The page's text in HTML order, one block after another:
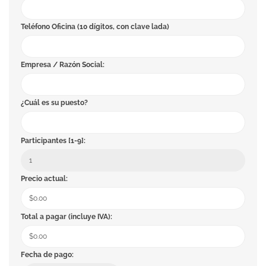
Teléfono Oficina (10 dígitos, con clave lada)
Empresa / Razón Social:
¿Cuál es su puesto?
Participantes [1-9]:
Precio actual:
Total a pagar (incluye IVA):
Fecha de pago: